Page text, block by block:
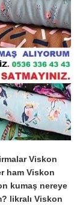
Viskon
ham Viskon
kumaş nereye
likralı Viskon